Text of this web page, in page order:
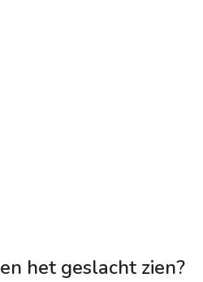
het geslacht zien?